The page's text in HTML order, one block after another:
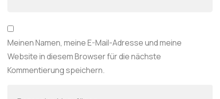
Meinen Namen, meine E-Mail-Adresse und meine
Website in diesem Browser für die nächste
Kommentierung speichern.